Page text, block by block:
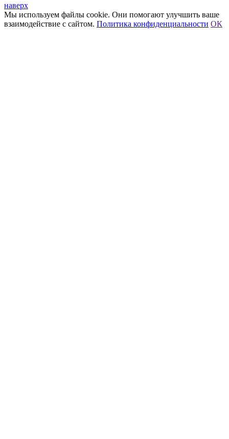
наверх
Мы используем файлы cookie. Они помогают улучшить ваше
взаимодействие с сайтом. Политика конфиденциальности ОК